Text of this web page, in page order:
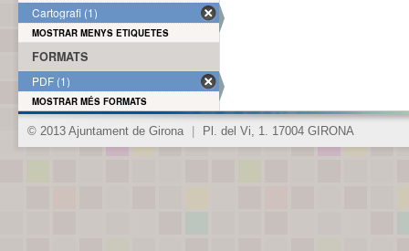
Cartografi (1)
MOSTRAR MENYS ETIQUETES
FORMATS
PDF (1)
MOSTRAR MÉS FORMATS
© 2013 Ajuntament de Girona Pl. del Vi, 1. 17004 GIRONA